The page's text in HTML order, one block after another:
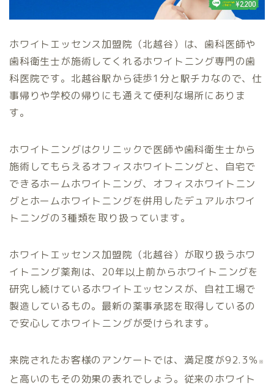
ホワイトエッセンス加盟院（北越谷）は、歯科医師や
歯科衛生士が施術してくれるホワイトニング専門の歯
科医院です。北越谷駅から徒歩1分と駅チカなので、仕
事帰りや学校の帰りにも通えて便利な場所にありま
す。
ホワイトニングはクリニックで医師や歯科衛生士から
施術してもらえるオフィスホワイトニングと、自宅で
できるホームホワイトニング、オフィスホワイトニン
グとホームホワイトニングを併用したデュアルホワイ
トニングの3種類を取り扱っています。
ホワイトエッセンス加盟院（北越谷）が取り扱うホワ
イトニング薬剤は、20年以上前からホワイトニングを
研究し続けているホワイトエッセンスが、自社工場で
製造しているもの。最新の薬事承認を取得しているの
で安心してホワイトニングが受けられます。
来院されたお客様のアンケートでは、満足度が92.3％ ※
と高いのもその効果の表れでしょう。従来のホワイト